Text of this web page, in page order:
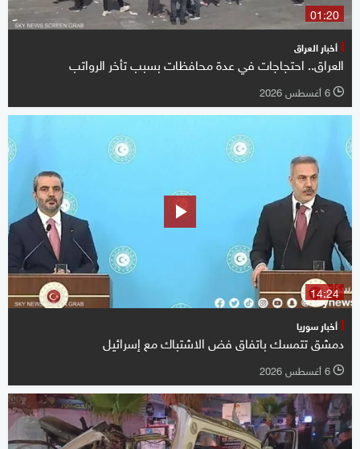
01:20
أخبار العراق
العراق.. احتجاجات في عدة محافظات بسبب تأخر الرواتب
l 6 أغسطس 2026
14:24
أخبار سوريا
دمشق تتمسك باتفاق فض الاشتباك مع إسرائيل
l 6 أغسطس 2026